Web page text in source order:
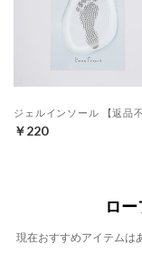
￥220
ロ
現在おすすめアイテムは